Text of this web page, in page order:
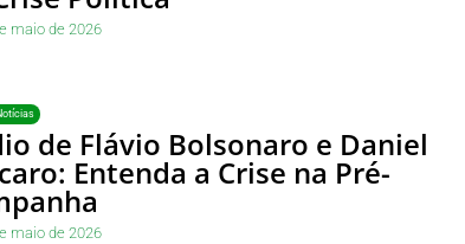
maio de 2026
de Flávio Bolsonaro e Daniel
Entenda a Crise na Pré-
maio de 2026